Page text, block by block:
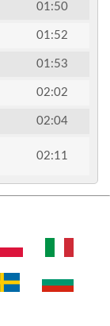
01:50
01:52
01:53
02:02
02:04
02:11